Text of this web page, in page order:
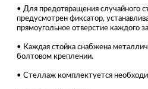
• Для предотвращения случайного
предусмотрен фиксатор,
прямоугольное отверстие каждого
• Каждая стойка снабжена
болтовом креплении.
• Стеллаж комплектуется